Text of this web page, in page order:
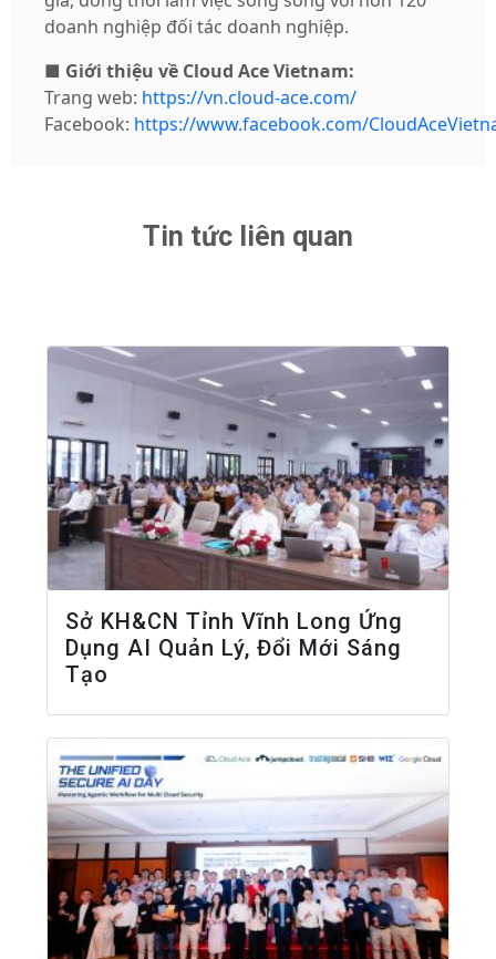
doanh nghiệp đối tác doanh nghiệp.
■ Giới thiệu về Cloud Ace Vietnam:
Trang web: https://vn.cloud-ace.com/
Facebook: https://www.facebook.com/
Tin tức liên quan
Sở KH&CN Tỉnh Vĩnh Long Ứng
Dụng AI Quản Lý, Đổi Mới Sáng
Tạo